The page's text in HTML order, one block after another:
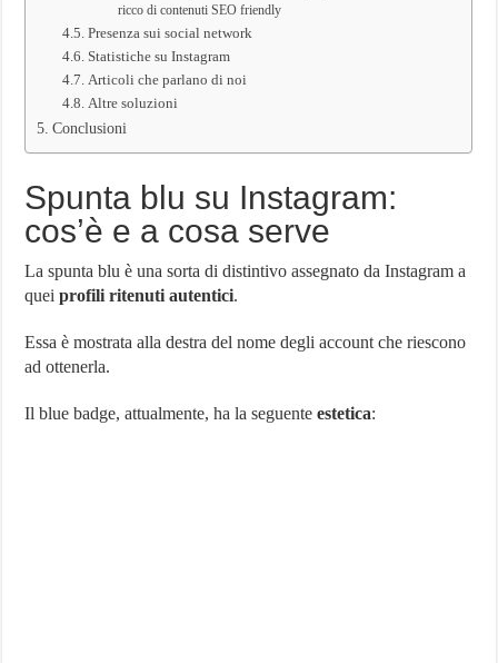
ricco di contenuti SEO friendly
Presenza sui social network
Statistiche su Instagram
Articoli che parlano di noi
Altre soluzioni
Conclusioni
Spunta blu su Instagram:
cos’è e a cosa serve
La spunta blu è una sorta di distintivo assegnato da Instagram a
queiprofili ritenuti autentici.
Essa è mostrata alla destra del nome degli account che riescono
ad ottenerla.
Il blue badge, attualmente, ha la seguenteestetica: